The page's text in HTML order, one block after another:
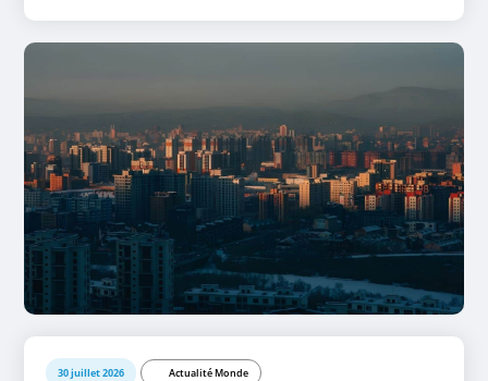
30 juillet 2026 Actualité Monde